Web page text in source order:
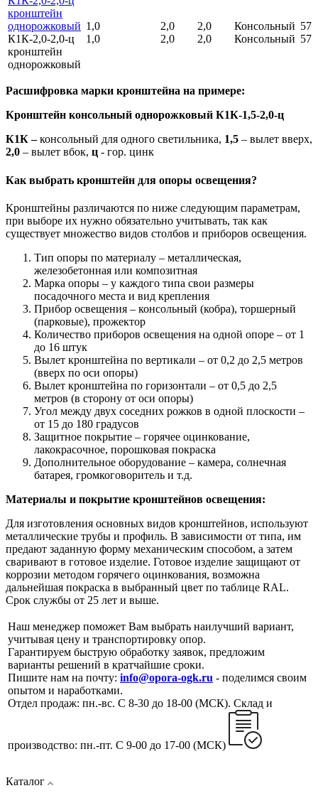
кронштейн
однорожковый
К1К-2,0-2,0-ц
кронштейн
однорожковый
1,0
1,0
2,0
2,0
2,0
2,0
Консольный
Консольный
57
57
Расшифровка марки кронштейна на примере:
Кронштейн консольный однорожковый К1К-1,5-2,0-ц
К1К –консольный для одного светильника, 1,5 – вылет вверх,
2,0 – вылет вбок, ц - гор. цинк
Как выбрать кронштейн для опоры освещения?
Кронштейны различаются по ниже следующим параметрам,
при выборе их нужно обязательно учитывать, так как
существует множество видов столбов и приборов освещения.
Тип опоры по материалу – металлическая,
железобетонная или композитная
Марка опоры – у каждого типа свои размеры
посадочного места и вид крепления
Прибор освещения – консольный (кобра), торшерный
(парковые), прожектор
Количество приборов освещения на одной опоре – от 1
до 16 штук
Вылет кронштейна по вертикали – от 0,2 до 2,5 метров
(вверх по оси опоры)
Вылет кронштейна по горизонтали – от 0,5 до 2,5
метров (в сторону от оси опоры)
Угол между двух соседних рожков в одной плоскости –
от 15 до 180 градусов
Защитное покрытие – горячее оцинкование,
лакокрасочное, порошковая покраска
Дополнительное оборудование – камера, солнечная
батарея, громкоговоритель и т.д.
Материалы и покрытие кронштейнов освещения:
Для изготовления основных видов кронштейнов, используют
металлические трубы и профиль. В зависимости от типа, им
предают заданную форму механическим способом, а затем
сваривают в готовое изделие. Готовое изделие защищают от
коррозии методом горячего оцинкования, возможна
дальнейшая покраска в выбранный цвет по таблице RAL.
Срок службы от 25 лет и выше.
Наш менеджер поможет Вам выбрать наилучший вариант,
учитывая цену и транспортировку опор.
Гарантируем быструю обработку заявок, предложим
варианты решений в кратчайшие сроки.
Пишите нам на почту: info@opora-ogk.ru - поделимся своим
опытом и наработками.
Отдел продаж: пн.-вс. С 8-30 до 18-00 (МСК). Склад и
производство: пн.-пт. С 9-00 до 17-00 (МСК)
Каталог